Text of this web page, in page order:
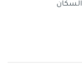
السكان